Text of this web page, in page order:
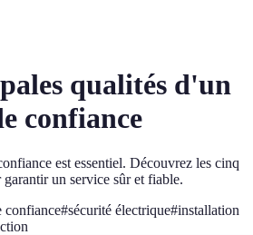
qualités d'un
confiance
est essentiel. Découvrez les cinq
un service sûr et fiable.
confiance#sécurité électrique#installation